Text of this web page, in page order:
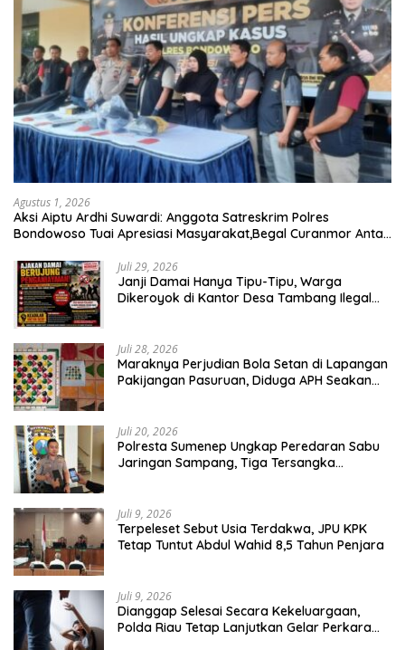
Agustus 1, 2026
Aksi Aiptu Ardhi Suwardi: Anggota Satreskrim Polres
Bondowoso Tuai Apresiasi Masyarakat,Begal Curanmor Antar
Juli 29, 2026
Janji Damai Hanya Tipu-Tipu, Warga
Dikeroyok di Kantor Desa Tambang Ilegal
Juli 28, 2026
Maraknya Perjudian Bola Setan di Lapangan
Pakijangan Pasuruan, Diduga APH Seakan
Juli 20, 2026
Polresta Sumenep Ungkap Peredaran Sabu
Jaringan Sampang, Tiga Tersangka
Juli 9, 2026
Terpeleset Sebut Usia Terdakwa, JPU KPK
Tetap Tuntut Abdul Wahid 8,5 Tahun Penjara
Juli 9, 2026
Dianggap Selesai Secara Kekeluargaan,
Polda Riau Tetap Lanjutkan Gelar Perkara